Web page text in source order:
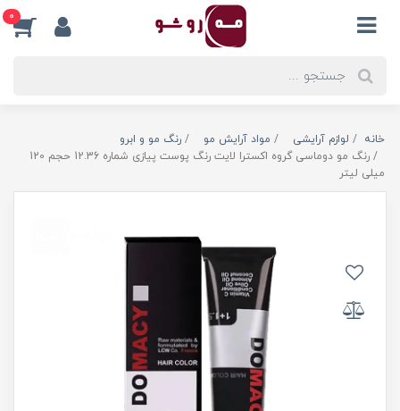
0
خانه لوازم آرایشی مواد آرایش مو
رنگ مو و ابرو
رنگ مو دوماسی گروه اکسترا لایت رنگ پوست پیازی شماره 12.36 حجم 120
میلی لیتر